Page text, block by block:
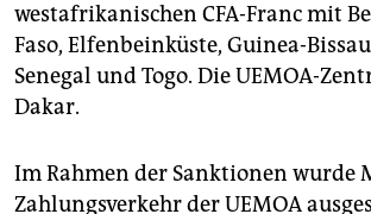
westafrikanischen CFA-Franc mit
Faso, Elfenbeinküste, Guinea-
Senegal und Togo. Die UEMOA-
Dakar.
Im Rahmen der Sanktionen wurde
Zahlungsverkehr der UEMOA